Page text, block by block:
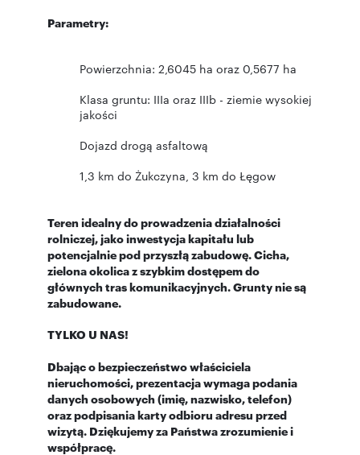
Parametry:
Powierzchnia: 2,6045 ha oraz 0,5677 ha
Klasa gruntu: IIIa oraz IIIb - ziemie wysokiej
jakości
Dojazd drogą asfaltową
1,3 km do Żukczyna, 3 km do Łęgow
Teren idealny do prowadzenia działalności
rolniczej, jako inwestycja kapitału lub
potencjalnie pod przyszłą zabudowę. Cicha,
zielona okolica z szybkim dostępem do
głównych tras komunikacyjnych. Grunty nie są
zabudowane.
TYLKO U NAS!
Dbając o bezpieczeństwo właściciela
nieruchomości, prezentacja wymaga podania
danych osobowych (imię, nazwisko, telefon)
oraz podpisania karty odbioru adresu przed
wizytą. Dziękujemy za Państwa zrozumienie i
współpracę.